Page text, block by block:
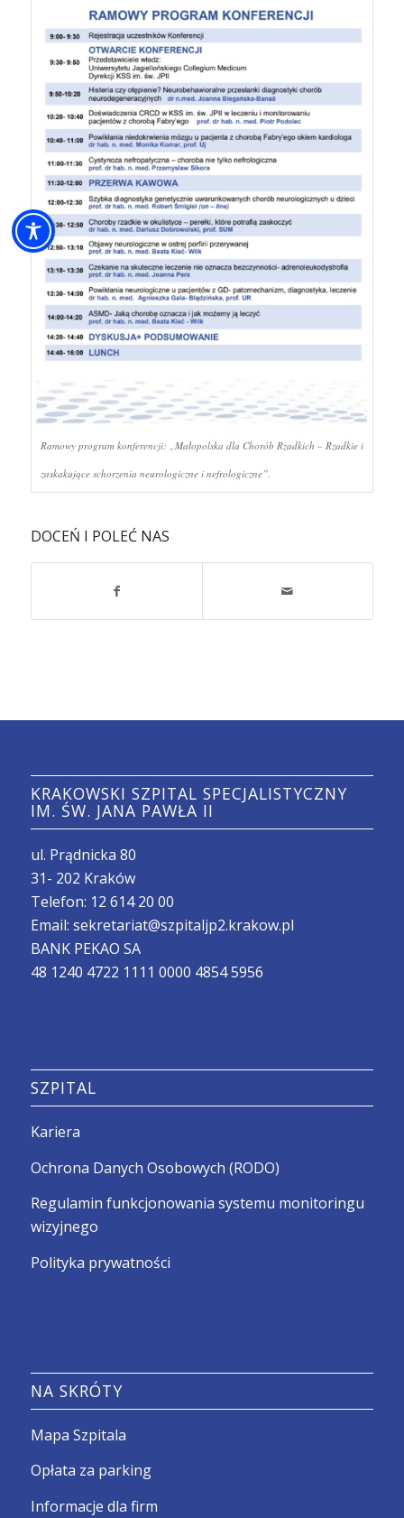
Ramowy program konferencji: „Małopolska dla Chorób Rzadkich – Rzadkie i
zaskakujące schorzenia neurologiczne i nefrologiczne”.
DOCEŃ I POLEĆ NAS
KRAKOWSKI SZPITAL SPECJALISTYCZNY
IM. ŚW. JANA PAWŁA II
ul. Prądnicka 80
31- 202 Kraków
Telefon: 12 614 20 00
Email: sekretariat@szpitaljp2.krakow.pl
BANK PEKAO SA
48 1240 4722 1111 0000 4854 5956
SZPITAL
Kariera
Ochrona Danych Osobowych (RODO)
Regulamin funkcjonowania systemu monitoringu
wizyjnego
Polityka prywatności
NA SKRÓTY
Mapa Szpitala
Opłata za parking
Informacje dla firm